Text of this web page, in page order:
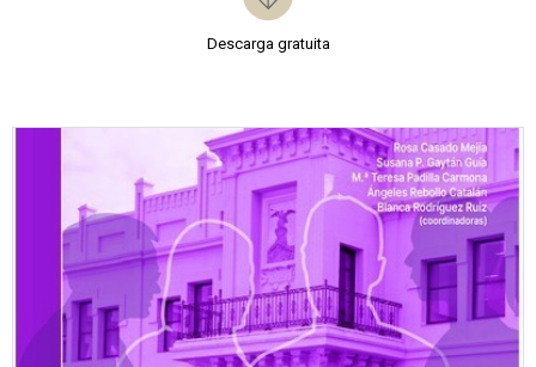
Descarga gratuita